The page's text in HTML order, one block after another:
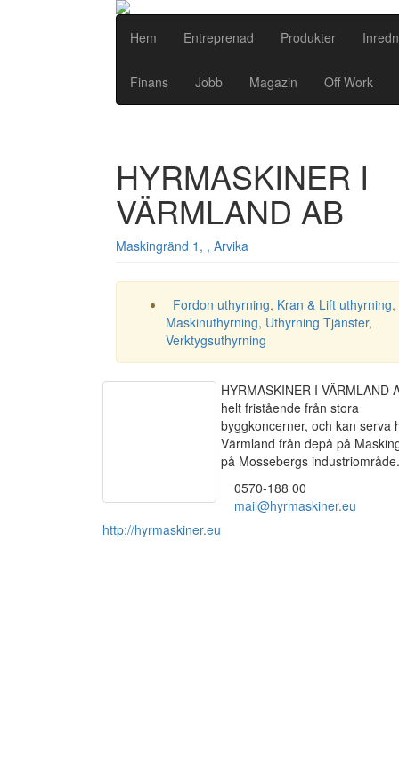
Hem Entreprenad Produkter
Finans Jobb Magazin Off Work
HYRMASKINER I
VÄRMLAND AB
Maskingränd 1, , Arvika
Fordon uthyrning, Kran & Lift uthyrning,
Maskinuthyrning, Uthyrning Tjänster,
Verktygsuthyrning
HYRMASKINER I VÄRMLAND
helt fristående från stora
byggkoncerner, och kan serva
Värmland från depå på
på Mossebergs industriområde.
0570-188 00
mail@hyrmaskiner.eu
http://hyrmaskiner.eu